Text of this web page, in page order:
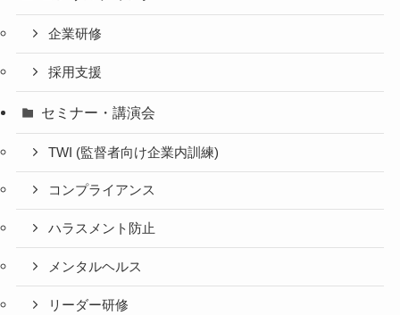
企業研修
採用支援
セミナー・講演会
TWI (監督者向け企業内訓練)
コンプライアンス
ハラスメント防止
メンタルヘルス
リーダー研修